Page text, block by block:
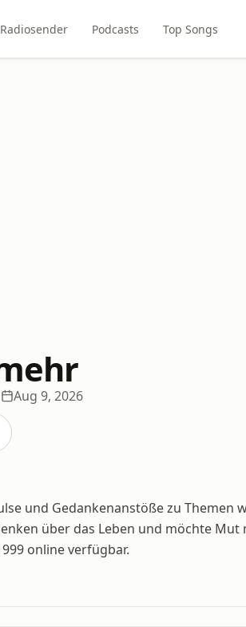
Radiosender Podcasts Top Songs
Aug 9, 2026
und Gedankenanstöße zu Themen
über das Leben und möchte Mut
online verfügbar.